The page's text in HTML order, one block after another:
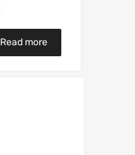
Read more